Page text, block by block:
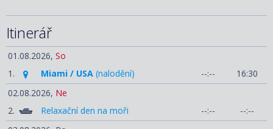
Itinerář
01.08.2026, So
1.
Miami / USA (nalodění) --:--
16:30
02.08.2026, Ne
2.
Relaxační den na moři --:--
--:--